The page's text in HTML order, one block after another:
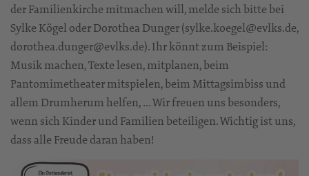
der Familienkirche mitmachen will, melde sich bitte bei
Sylke Kögel oder Dorothea Dunger (sylke.koegel@evlks.de,
dorothea.dunger@evlks.de). Ihr könnt zum Beispiel:
Musik machen, Texte lesen, mitplanen, beim
Pantomimetheater mitspielen, beim Mittagsimbiss und
allem Drumherum helfen, … Wir freuen uns besonders,
wenn sich Kinder und Familien beteiligen. Wichtig ist uns,
dass alle Freude daran haben!